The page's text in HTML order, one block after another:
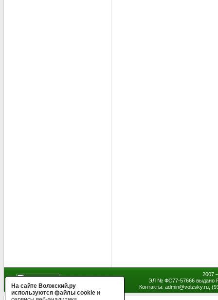
2007
ЭЛ № ФС77-57666 выдано
Контакты: admin@volzsky.ru,
На сайте Волжский.ру
используются файлы cookie и